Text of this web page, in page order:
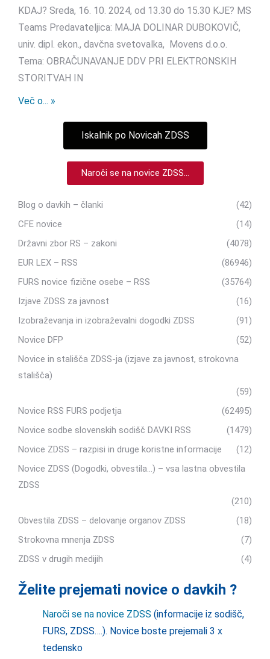
KDAJ? Sreda, 16. 10. 2024, od 13.30 do 15.30 KJE? MS
Teams Predavateljica: MAJA DOLINAR DUBOKOVIČ,
univ. dipl. ekon., davčna svetovalka, Movens d.o.o.
Tema: OBRAČUNAVANJE DDV PRI ELEKTRONSKIH
STORITVAH IN
Več o... »
Iskalnik po Novicah ZDSS
Naroči se na novice ZDSS...
Blog o davkih – članki
(42)
CFE novice
(14)
Državni zbor RS – zakoni
(4078)
EUR LEX – RSS
(86946)
FURS novice fizične osebe – RSS
(35764)
Izjave ZDSS za javnost
(16)
Izobraževanja in izobraževalni dogodki ZDSS
(91)
Novice DFP
(52)
Novice in stališča ZDSS-ja (izjave za javnost, strokovna
stališča)
(59)
Novice RSS FURS podjetja
(62495)
Novice sodbe slovenskih sodišč DAVKI RSS
(1479)
Novice ZDSS – razpisi in druge koristne informacije
(12)
Novice ZDSS (Dogodki, obvestila…) – vsa lastna obvestila
ZDSS
(210)
Obvestila ZDSS – delovanje organov ZDSS
(18)
Strokovna mnenja ZDSS
(7)
ZDSS v drugih medijih
(4)
Želite prejemati novice o davkih ?
Naroči se na novice ZDSS (informacije iz sodišč,
FURS, ZDSS….). Novice boste prejemali 3 x
tedensko